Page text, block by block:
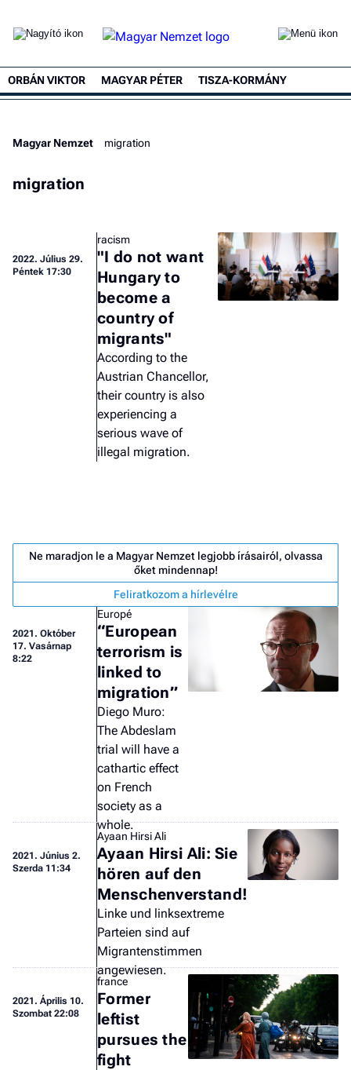
ORBÁN VIKTOR MAGYAR PÉTER TISZA-KORMÁNY
Magyar Nemzet migration
migration
2022. Július 29.
Péntek 17:30
racism
"I do not want
Hungary to
become a
country of
migrants"
According to the
Austrian Chancellor,
their country is also
experiencing a
serious wave of
illegal migration.
Ne maradjon le a Magyar Nemzet legjobb írásairól, olvassa
őket mindennap!
Feliratkozom a hírlevélre
2021. Október
17. Vasárnap
8:22
Europé
“European
terrorism is
linked to
migration”
Diego Muro:
The Abdeslam
trial will have a
cathartic effect
on French
society as a
whole.
2021. Június 2.
Szerda 11:34
Ayaan Hirsi Ali
Ayaan Hirsi Ali: Sie
hören auf den
Menschenverstand!
Linke und linksextreme
Parteien sind auf
Migrantenstimmen
angewiesen.
2021. Április 10.
Szombat 22:08
france
Former
leftist
pursues the
fight